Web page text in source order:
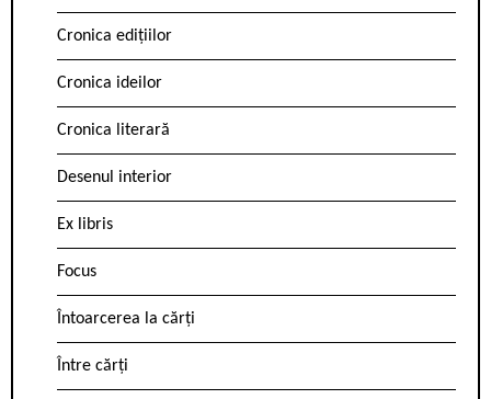
Cronica edițiilor
Cronica ideilor
Cronica literară
Desenul interior
Ex libris
Focus
Întoarcerea la cărți
Între cărți